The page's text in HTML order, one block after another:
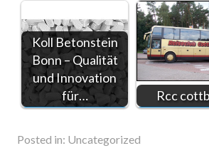
Koll Betonstein
Bonn – Qualität
und Innovation
für…
Rcc
Posted in: Uncategorized